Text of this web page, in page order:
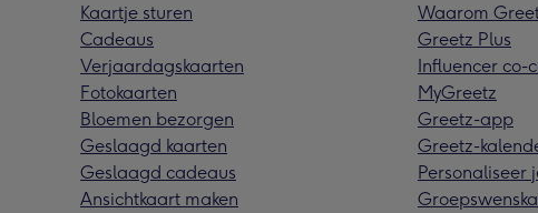
Kaartje sturen
Cadeaus
Verjaardagskaarten
Fotokaarten
Bloemen bezorgen
Geslaagd kaarten
Geslaagd cadeaus
Ansichtkaart maken
Waarom
Greetz Plus
Influencer co-
MyGreetz
Greetz-app
Greetz-
Personaliseer